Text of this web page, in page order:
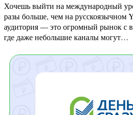
Хочешь выйти на международный уровень и зарабатывать в
разы больше, чем на русскоязычном
аудитория — это огромный рынок с
где даже небольшие каналы могут…